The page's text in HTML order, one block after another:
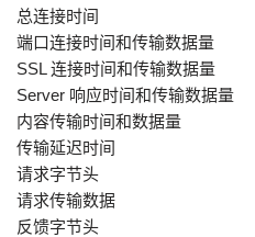
总连接时间
端口连接时间和传输数据量
SSL 连接时间和传输数据量
Server 响应时间和传输数据量
内容传输时间和数据量
传输延迟时间
请求字节头
请求传输数据
反馈字节头